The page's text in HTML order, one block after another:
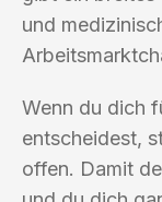
und
Wenn du dich
entscheidest,
offen. Damit